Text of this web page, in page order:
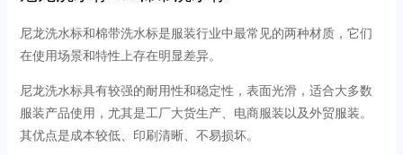
尼龙洗水标和棉带洗水标是服装行业中最常见的两种材质，它们
在使用场景和特性上存在明显差异。
尼龙洗水标具有较强的耐用性和稳定性，表面光滑，适合大多数
服装产品使用，尤其是工厂大货生产、电商服装以及外贸服装。
其优点是成本较低、印刷清晰、不易损坏。